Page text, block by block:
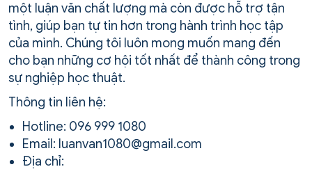
một luận văn chất lượng mà còn được hỗ trợ tận
tình, giúp bạn tự tin hơn trong hành trình học tập
của mình. Chúng tôi luôn mong muốn mang đến
cho bạn những cơ hội tốt nhất để thành công trong
sự nghiệp học thuật.
Thông tin liên hệ:
Hotline: 096 999 1080
Email: luanvan1080@gmail.com
Địa chỉ: